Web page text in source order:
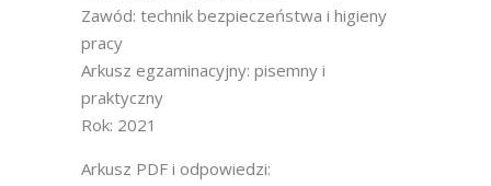
Zawód: technik bezpieczeństwa i higieny
pracy
Arkusz egzaminacyjny: pisemny i
praktyczny
Rok: 2021
Arkusz PDF i odpowiedzi: